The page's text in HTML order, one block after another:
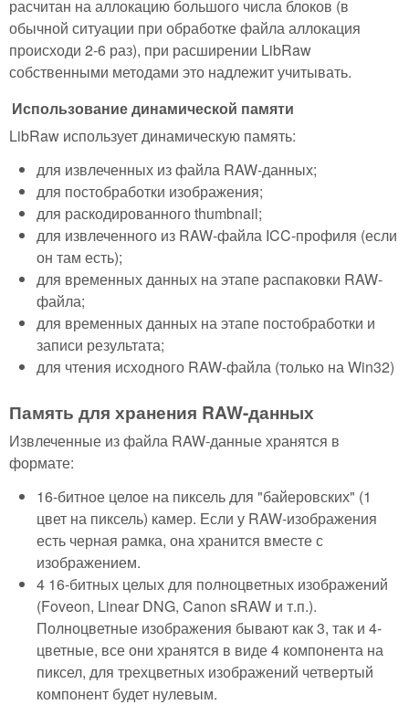
расчитан на аллокацию большого числа блоков (в
обычной ситуации при обработке файла аллокация
происходи 2-6 раз), при расширении LibRaw
собственными методами это надлежит учитывать.
Использование динамической памяти
LibRaw использует динамическую память:
для извлеченных из файла RAW-данных;
для постобработки изображения;
для раскодированного thumbnail;
для извлеченного из RAW-файла ICC-профиля (если
он там есть);
для временных данных на этапе распаковки RAW-
файла;
для временных данных на этапе постобработки и
записи результата;
для чтения исходного RAW-файла (только на Win32)
Память для хранения RAW-данных
Извлеченные из файла RAW-данные хранятся в
формате:
16-битное целое на пиксель для "байеровских" (1
цвет на пиксель) камер. Если у RAW-изображения
есть черная рамка, она хранится вместе с
изображением.
4 16-битных целых для полноцветных изображений
(Foveon, Linear DNG, Canon sRAW и т.п.).
Полноцветные изображения бывают как 3, так и 4-
цветные, все они хранятся в виде 4 компонента на
пиксел, для трехцветных изображений четвертый
компонент будет нулевым.